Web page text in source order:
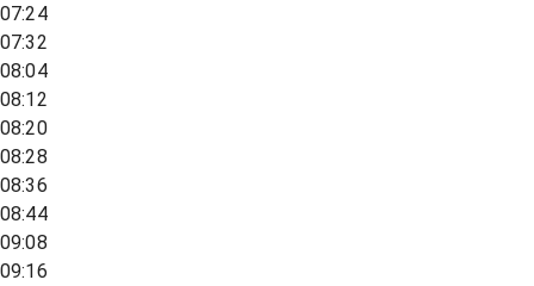
07:24
07:32
08:04
08:12
08:20
08:28
08:36
08:44
09:08
09:16